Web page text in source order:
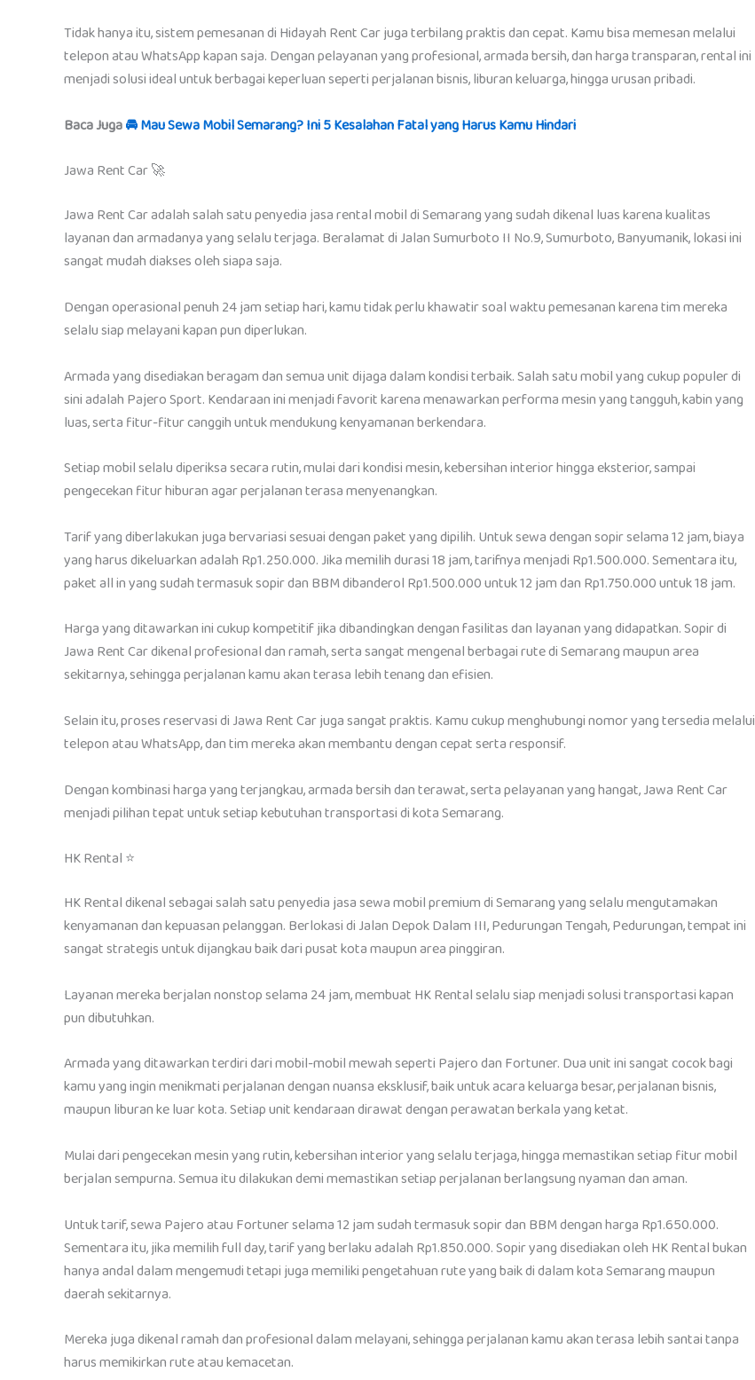
Tidak hanya itu, sistem pemesanan di Hidayah Rent Car juga terbilang praktis dan cepat. Kamu bisa memesan melalui
telepon atau WhatsApp kapan saja. Dengan pelayanan yang profesional, armada bersih, dan harga transparan, rental ini
menjadi solusi ideal untuk berbagai keperluan seperti perjalanan bisnis, liburan keluarga, hingga urusan pribadi.
Baca Juga🚘 Mau Sewa Mobil Semarang? Ini 5 Kesalahan Fatal yang Harus Kamu Hindari
Jawa Rent Car 🚀
Jawa Rent Car adalah salah satu penyedia jasa rental mobil di Semarang yang sudah dikenal luas karena kualitas
layanan dan armadanya yang selalu terjaga. Beralamat di Jalan Sumurboto II No.9, Sumurboto, Banyumanik, lokasi ini
sangat mudah diakses oleh siapa saja.
Dengan operasional penuh 24 jam setiap hari, kamu tidak perlu khawatir soal waktu pemesanan karena tim mereka
selalu siap melayani kapan pun diperlukan.
Armada yang disediakan beragam dan semua unit dijaga dalam kondisi terbaik. Salah satu mobil yang cukup populer di
sini adalah Pajero Sport. Kendaraan ini menjadi favorit karena menawarkan performa mesin yang tangguh, kabin yang
luas, serta fitur-fitur canggih untuk mendukung kenyamanan berkendara.
Setiap mobil selalu diperiksa secara rutin, mulai dari kondisi mesin, kebersihan interior hingga eksterior, sampai
pengecekan fitur hiburan agar perjalanan terasa menyenangkan.
Tarif yang diberlakukan juga bervariasi sesuai dengan paket yang dipilih. Untuk sewa dengan sopir selama 12 jam, biaya
yang harus dikeluarkan adalah Rp1.250.000. Jika memilih durasi 18 jam, tarifnya menjadi Rp1.500.000. Sementara itu,
paket all in yang sudah termasuk sopir dan BBM dibanderol Rp1.500.000 untuk 12 jam dan Rp1.750.000 untuk 18 jam.
Harga yang ditawarkan ini cukup kompetitif jika dibandingkan dengan fasilitas dan layanan yang didapatkan. Sopir di
Jawa Rent Car dikenal profesional dan ramah, serta sangat mengenal berbagai rute di Semarang maupun area
sekitarnya, sehingga perjalanan kamu akan terasa lebih tenang dan efisien.
Selain itu, proses reservasi di Jawa Rent Car juga sangat praktis. Kamu cukup menghubungi nomor yang tersedia melalui
telepon atau WhatsApp, dan tim mereka akan membantu dengan cepat serta responsif.
Dengan kombinasi harga yang terjangkau, armada bersih dan terawat, serta pelayanan yang hangat, Jawa Rent Car
menjadi pilihan tepat untuk setiap kebutuhan transportasi di kota Semarang.
HK Rental ⭐
HK Rental dikenal sebagai salah satu penyedia jasa sewa mobil premium di Semarang yang selalu mengutamakan
kenyamanan dan kepuasan pelanggan. Berlokasi di Jalan Depok Dalam III, Pedurungan Tengah, Pedurungan, tempat ini
sangat strategis untuk dijangkau baik dari pusat kota maupun area pinggiran.
Layanan mereka berjalan nonstop selama 24 jam, membuat HK Rental selalu siap menjadi solusi transportasi kapan
pun dibutuhkan.
Armada yang ditawarkan terdiri dari mobil-mobil mewah seperti Pajero dan Fortuner. Dua unit ini sangat cocok bagi
kamu yang ingin menikmati perjalanan dengan nuansa eksklusif, baik untuk acara keluarga besar, perjalanan bisnis,
maupun liburan ke luar kota. Setiap unit kendaraan dirawat dengan perawatan berkala yang ketat.
Mulai dari pengecekan mesin yang rutin, kebersihan interior yang selalu terjaga, hingga memastikan setiap fitur mobil
berjalan sempurna. Semua itu dilakukan demi memastikan setiap perjalanan berlangsung nyaman dan aman.
Untuk tarif, sewa Pajero atau Fortuner selama 12 jam sudah termasuk sopir dan BBM dengan harga Rp1.650.000.
Sementara itu, jika memilih full day, tarif yang berlaku adalah Rp1.850.000. Sopir yang disediakan oleh HK Rental bukan
hanya andal dalam mengemudi tetapi juga memiliki pengetahuan rute yang baik di dalam kota Semarang maupun
daerah sekitarnya.
Mereka juga dikenal ramah dan profesional dalam melayani, sehingga perjalanan kamu akan terasa lebih santai tanpa
harus memikirkan rute atau kemacetan.